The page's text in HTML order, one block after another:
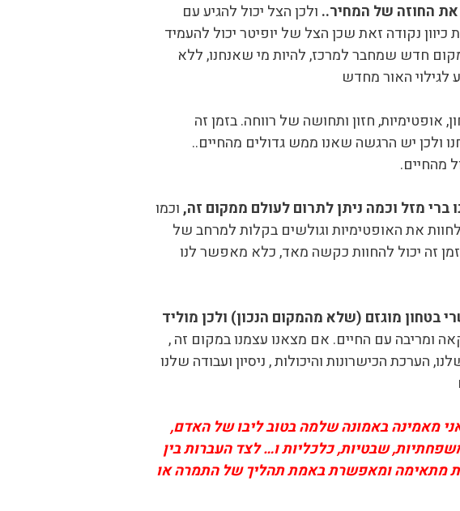
את החוזה של המחיר.. ולכן הצל יכול להגיע עם
נקודה זאת שכן הצל של יופיטר יכול להעמיד
חדש שמחבר למרכז, להיות מי שאנחנו, ללא
לגילוי האור מחדש
אופטימיות, חזון ותחושה של רווחה. בזמן זה
ולכן יש הרגשה שאנו ממש גדולים מהחיים..
מהחיים.
מזל וכמה ניתן לתרום לעולם ממקום זה,וכמו
את האופטימיות וגולשים בקלות למרחב של
זה יכול להחוות כקשה מאד, כלא מאפשר לנו
מוגזם (שלא מהמקום הנכון) ולכן מוליד
ומריבה עם החיים. אם מצאנו עצמנו במקום זה ,
הכישרונות והיכולות , ניסיון ועבודה שלנו
מאמינה באמונה שלמה בטוב ליבו של האדם,
שבטיות, כלכליות ו… לצד העברות בין
מתאימה ומאפשרת באמת תהליך של התמרה או